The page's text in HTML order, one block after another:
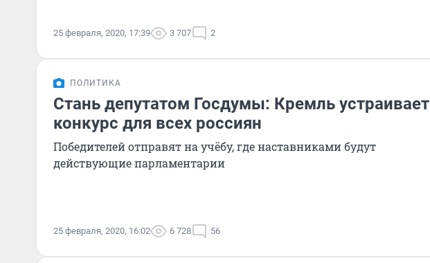
25 февраля, 2020, 17:39 3 707 2
ПОЛИТИКА
Стань депутатом Госдумы: Кремль устраивает
конкурс для всех россиян
Победителей отправят на учёбу, где наставниками будут
действующие парламентарии
25 февраля, 2020, 16:02 6 728 56